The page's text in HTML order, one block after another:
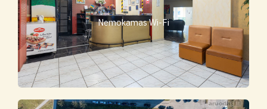
Nemokamas Wi-Fi